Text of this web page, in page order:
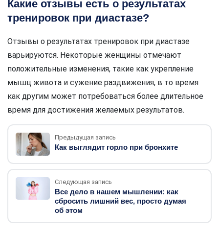
Какие отзывы есть о результатах
тренировок при диастазе?
Отзывы о результатах тренировок при диастазе
варьируются. Некоторые женщины отмечают
положительные изменения, такие как укрепление
мышц живота и сужение раздвижения, в то время
как другим может потребоваться более длительное
время для достижения желаемых результатов.
Предыдущая запись
Как выглядит горло при бронхите
Следующая запись
Все дело в нашем мышлении: как
сбросить лишний вес, просто думая
об этом